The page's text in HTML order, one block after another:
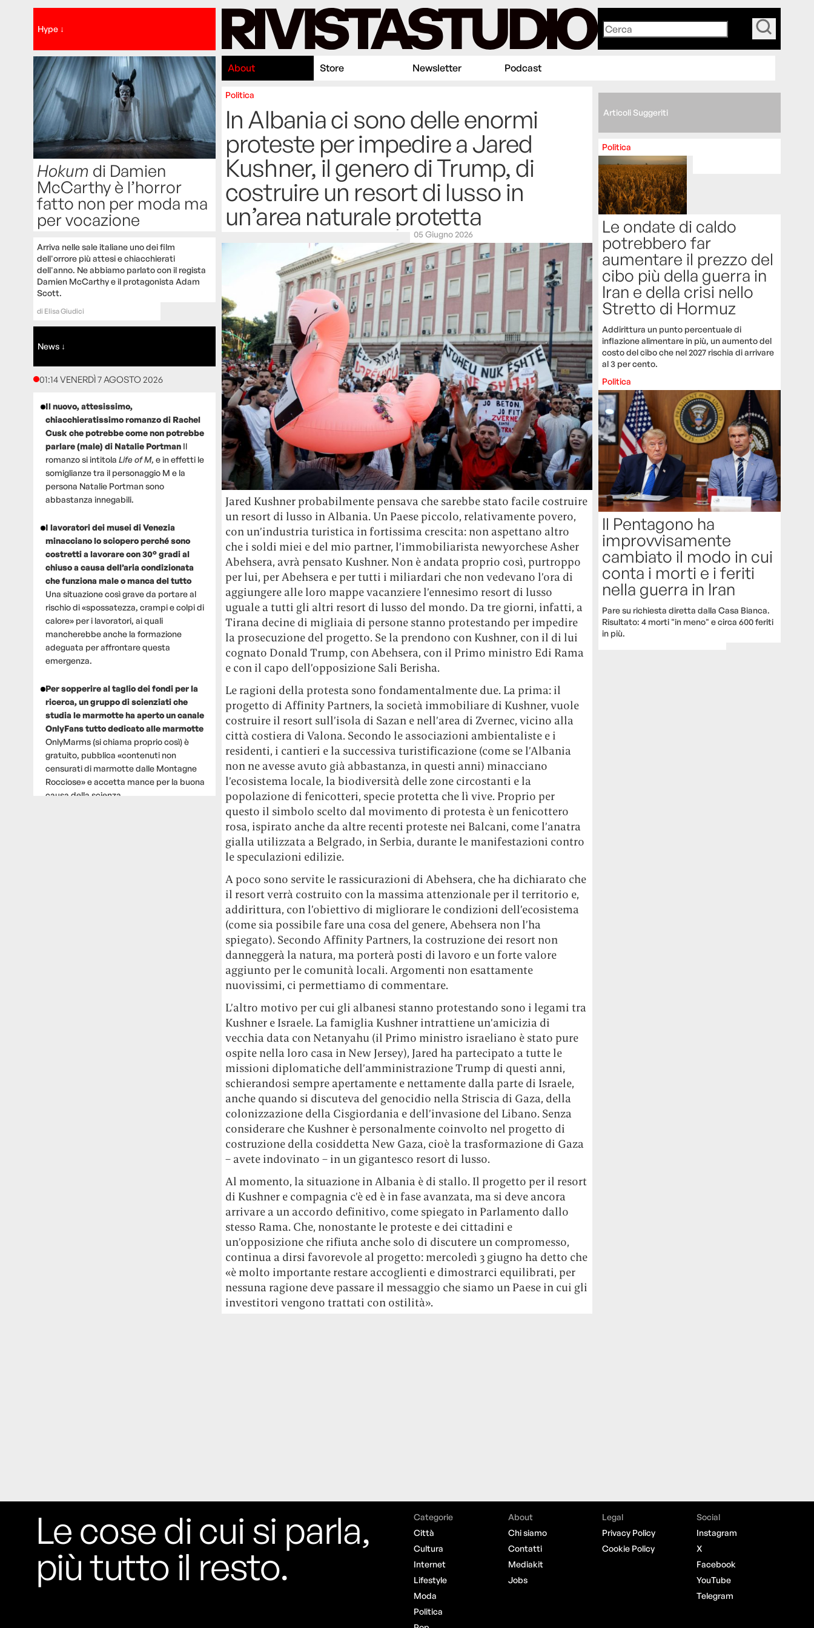
Hype ↓
Hokum di Damien
McCarthy è l’horror
fatto non per moda ma
per vocazione
Arriva nelle sale italiane uno dei film
dell'orrore più attesi e chiacchierati
dell'anno. Ne abbiamo parlato con il regista
Damien McCarthy e il protagonista Adam
Scott.
di Elisa Giudici
News ↓
01:14 VENERDÌ 7 AGOSTO 2026
Il nuovo, attesissimo,
chiacchieratissimo romanzo di Rachel
Cusk che potrebbe come non potrebbe
parlare (male) di Natalie Portman Il
romanzo si intitola Life of M, e in effetti le
somiglianze tra il personaggio M e la
persona Natalie Portman sono
abbastanza innegabili.
I lavoratori dei musei di Venezia
minacciano lo sciopero perché sono
costretti a lavorare con 30° gradi al
chiuso a causa dell’aria condizionata
che funziona male o manca del tutto
Una situazione così grave da portare al
rischio di «spossatezza, crampi e colpi di
calore» per i lavoratori, ai quali
mancherebbe anche la formazione
adeguata per affrontare questa
emergenza.
Per sopperire al taglio dei fondi per la
ricerca, un gruppo di scienziati che
studia le marmotte ha aperto un canale
OnlyFans tutto dedicato alle marmotte
OnlyMarms (si chiama proprio così) è
gratuito, pubblica «contenuti non
censurati di marmotte dalle Montagne
Rocciose» e accetta mance per la buona
causa della scienza.
About Store Newsletter Podcast
Politica
In Albania ci sono delle enormi
proteste per impedire a Jared
Kushner, il genero di Trump, di
costruire un resort di lusso in
un’area naturale protetta
05 Giugno 2026
Jared Kushner probabilmente pensava che sarebbe stato facile costruire
un resort di lusso in Albania. Un Paese piccolo, relativamente povero,
con un’industria turistica in fortissima crescita: non aspettano altro
che i soldi miei e del mio partner, l’immobiliarista newyorchese Asher
Abehsera, avrà pensato Kushner. Non è andata proprio così, purtroppo
per lui, per Abehsera e per tutti i miliardari che non vedevano l’ora di
aggiungere alle loro mappe vacanziere l’ennesimo resort di lusso
uguale a tutti gli altri resort di lusso del mondo. Da tre giorni, infatti, a
Tirana decine di migliaia di persone stanno protestando per impedire
la prosecuzione del progetto. Se la prendono con Kushner, con il di lui
cognato Donald Trump, con Abehsera, con il Primo ministro Edi Rama
e con il capo dell’opposizione Sali Berisha.
Le ragioni della protesta sono fondamentalmente due. La prima: il
progetto di Affinity Partners, la società immobiliare di Kushner, vuole
costruire il resort sull’isola di Sazan e nell’area di Zvernec, vicino alla
città costiera di Valona. Secondo le associazioni ambientaliste e i
residenti, i cantieri e la successiva turistificazione (come se l’Albania
non ne avesse avuto già abbastanza, in questi anni) minacciano
l’ecosistema locale, la biodiversità delle zone circostanti e la
popolazione di fenicotteri, specie protetta che lì vive. Proprio per
questo il simbolo scelto dal movimento di protesta è un fenicottero
rosa, ispirato anche da altre recenti proteste nei Balcani, come l’anatra
gialla utilizzata a Belgrado, in Serbia, durante le manifestazioni contro
le speculazioni edilizie.
A poco sono servite le rassicurazioni di Abehsera, che ha dichiarato che
il resort verrà costruito con la massima attenzionale per il territorio e,
addirittura, con l’obiettivo di migliorare le condizioni dell’ecosistema
(come sia possibile fare una cosa del genere, Abehsera non l’ha
spiegato). Secondo Affinity Partners, la costruzione dei resort non
danneggerà la natura, ma porterà posti di lavoro e un forte valore
aggiunto per le comunità locali. Argomenti non esattamente
nuovissimi, ci permettiamo di commentare.
L’altro motivo per cui gli albanesi stanno protestando sono i legami tra
Kushner e Israele. La famiglia Kushner intrattiene un’amicizia di
vecchia data con Netanyahu (il Primo ministro israeliano è stato pure
ospite nella loro casa in New Jersey), Jared ha partecipato a tutte le
missioni diplomatiche dell’amministrazione Trump di questi anni,
schierandosi sempre apertamente e nettamente dalla parte di Israele,
anche quando si discuteva del genocidio nella Striscia di Gaza, della
colonizzazione della Cisgiordania e dell’invasione del Libano. Senza
considerare che Kushner è personalmente coinvolto nel progetto di
costruzione della cosiddetta New Gaza, cioè la trasformazione di Gaza
– avete indovinato – in un gigantesco resort di lusso.
Al momento, la situazione in Albania è di stallo. Il progetto per il resort
di Kushner e compagnia c’è ed è in fase avanzata, ma si deve ancora
arrivare a un accordo definitivo, come spiegato in Parlamento dallo
stesso Rama. Che, nonostante le proteste e dei cittadini e
un’opposizione che rifiuta anche solo di discutere un compromesso,
continua a dirsi favorevole al progetto: mercoledì 3 giugno ha detto che
«è molto importante restare accoglienti e dimostrarci equilibrati, per
nessuna ragione deve passare il messaggio che siamo un Paese in cui gli
investitori vengono trattati con ostilità».
Articoli Suggeriti
Politica
Le ondate di caldo
potrebbero far
aumentare il prezzo del
cibo più della guerra in
Iran e della crisi nello
Stretto di Hormuz
Addirittura un punto percentuale di
inflazione alimentare in più, un aumento del
costo del cibo che nel 2027 rischia di arrivare
al 3 per cento.
Politica
Il Pentagono ha
improvvisamente
cambiato il modo in cui
conta i morti e i feriti
nella guerra in Iran
Pare su richiesta diretta dalla Casa Bianca.
Risultato: 4 morti "in meno" e circa 600 feriti
in più.
Le cose di cui si parla,
più tutto il resto.
Categorie
Città
Cultura
Internet
Lifestyle
Moda
Politica
About
Chi siamo
Contatti
Mediakit
Jobs
Legal
Privacy Policy
Cookie Policy
Social
Instagram
X
Facebook
YouTube
Telegram